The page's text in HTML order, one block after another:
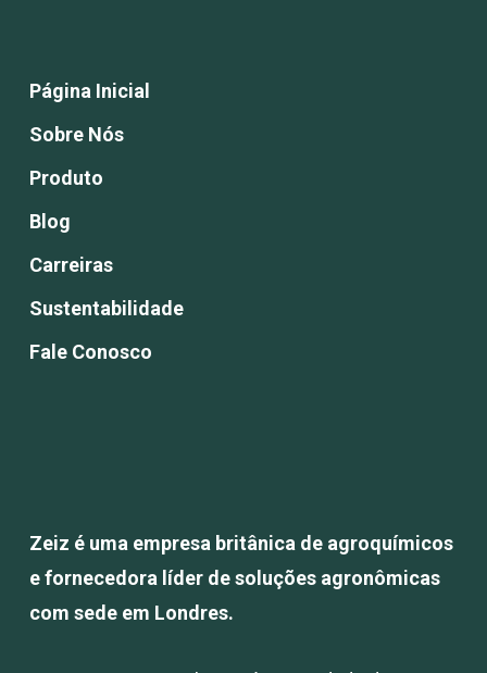
Página Inicial
Sobre Nós
Produto
Blog
Carreiras
Sustentabilidade
Fale Conosco
Zeiz é uma empresa britânica de agroquímicos
e fornecedora líder de soluções agronômicas
com sede em Londres.